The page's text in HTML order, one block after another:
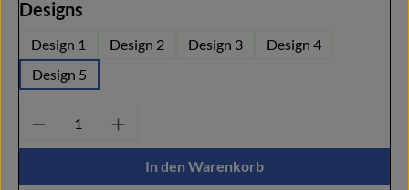
Designs
Design 1 Design 2 Design 3
Design 4
Design 5
Produkt Anzahl: Gib den gewünschten
In den Warenkorb